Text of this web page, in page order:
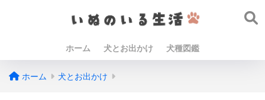
ホーム 犬とお出かけ 犬種図鑑
ホーム 犬とお出かけ